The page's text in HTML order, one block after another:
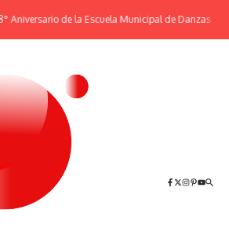
Aniversario de la Escuela Municipal de Danzas “El